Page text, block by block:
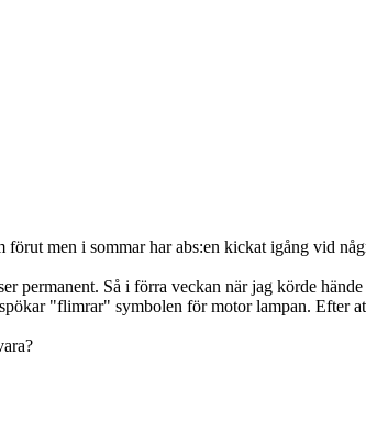
men i sommar har abs:en kickat igång vid
permanent. Så i förra veckan när jag körde
"flimrar" symbolen för motor lampan. Efter